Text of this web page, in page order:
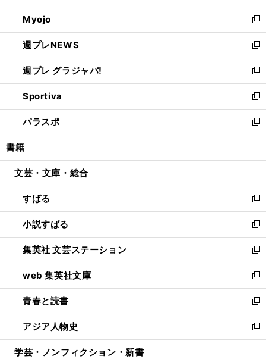
開
く
ウ
で
開
く
ン
ド
ウ
で
開
く
ウ
ィ
ン
ド
ウ
で
開
く
Myojo
新
し
い
ウ
ィ
ン
ド
ウ
で
開
週プレNEWS
新
し
い
ウ
ィ
ン
ド
ウ
開
週プレ グラジャパ!
新
し
い
ウ
ィ
ン
ウ
開
く
Sportiva
新
し
い
ウ
ン
ウ
で
開
く
パラスポ
新
し
ウ
ン
ド
ウ
で
開
く
書籍
文芸・文庫・総合
すばる
新
し
い
ウ
ィ
ン
ド
ウ
で
開
く
小説すばる
新
し
い
ウ
ィ
ン
ド
ウ
で
開
集英社 文芸ステーション
新
し
い
ウ
ィ
ン
ド
ウ
web 集英社文庫
新
し
い
ウ
ィ
ン
青春と読書
新
し
い
ウ
アジア人物史
新
し
学芸・ノンフィクション・新書